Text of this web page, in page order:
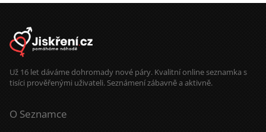
Už 16 let dáváme dohromady nové páry. Kvalitní online seznamka s
tisíci prověřenými uživateli. Seznámení zábavně a aktivně.
O Seznamce